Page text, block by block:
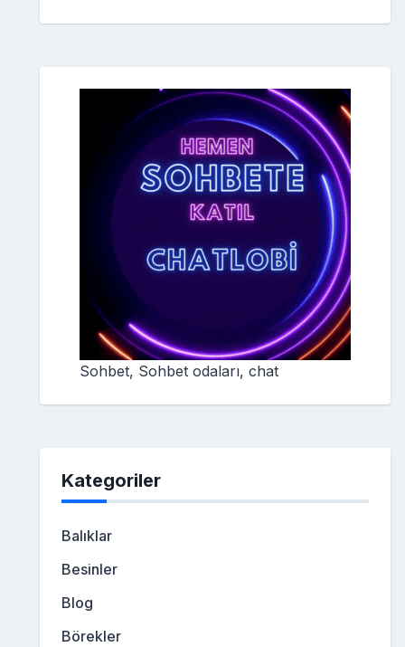
Sohbet, Sohbet odaları, chat
Kategoriler
Balıklar
Besinler
Blog
Börekler